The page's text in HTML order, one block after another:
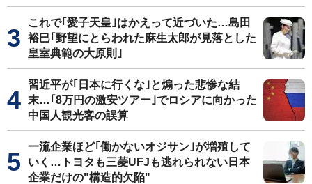
これで｢愛子天皇｣はかえって近づいた…島田
裕巳｢野望にとらわれた麻生太郎が見落とした
皇室典範の大原則｣
習近平が｢日本に行くな｣と煽った悲惨な結
末…｢8万円の激安ツアー｣でロシアに向かった
中国人観光客の誤算
一流企業ほど｢働かないオジサン｣が増殖して
いく…トヨタも三菱UFJも逃れられない日本
企業だけの"構造的欠陥"